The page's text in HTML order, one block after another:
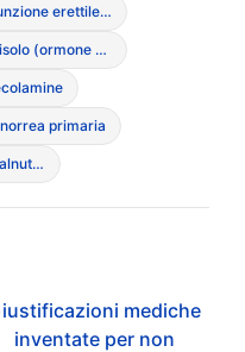
Disfunzione erettile (a causa dei DCA negli uomini)
Cortisolo (ormone dello stress)
primaria
Alopecia da malnutrizione
mediche
inventate per non